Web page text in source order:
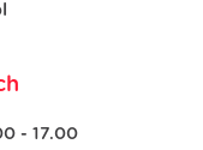
- 17.00